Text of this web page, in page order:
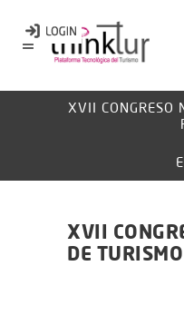
XVII CONGRESO
XVII
DE